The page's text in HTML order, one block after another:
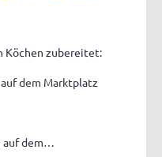
Köchen zubereitet:
dem Marktplatz
auf dem…